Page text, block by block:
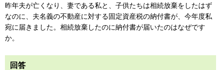
昨年夫が亡くなり、妻である私と、子供たちは相続放棄をしたはず
なのに、夫名義の不動産に対する固定資産税の納付書が、今年度私
宛に届きました。相続放棄したのに納付書が届いたのはなぜです
か。
回答